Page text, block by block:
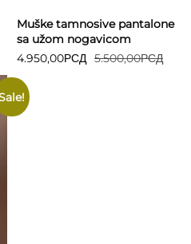
Muške tamnosive pantalone
sa užom nogavicom
5.500,00РСД
4.950,00РСД